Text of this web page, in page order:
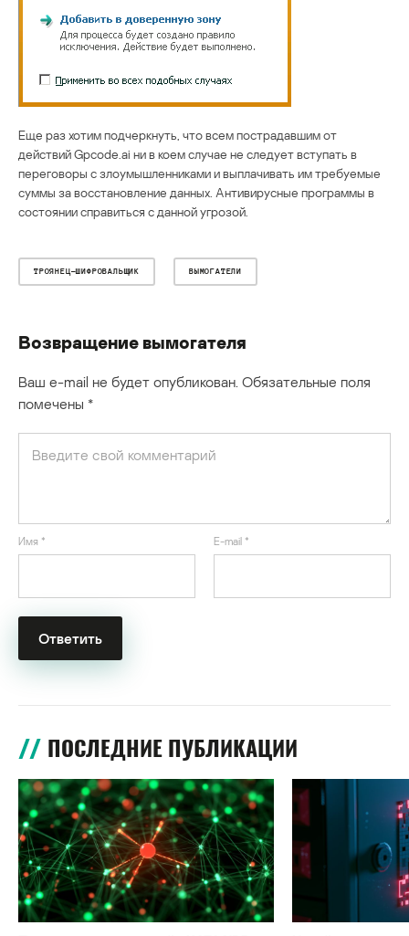
Еще раз хотим подчеркнуть, что всем пострадавшим от
действий Gpcode.ai ни в коем случае не следует вступать в
переговоры с злоумышленниками и выплачивать им требуемые
суммы за восстановление данных. Антивирусные программы в
состоянии справиться с данной угрозой.
ТРОЯНЕЦ-ШИФРОВАЛЬЩИК ВЫМОГАТЕЛИ
Возвращение вымогателя
Ваш e-mail не будет опубликован. Обязательные поля
помечены *
Имя * E-mail *
ПОСЛЕДНИЕ ПУБЛИКАЦИИ